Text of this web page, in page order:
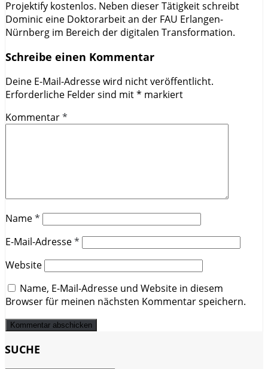
Projektify kostenlos. Neben dieser Tätigkeit schreibt
Dominic eine Doktorarbeit an der FAU Erlangen-
Nürnberg im Bereich der digitalen Transformation.
Schreibe einen Kommentar
Deine E-Mail-Adresse wird nicht veröffentlicht.
Erforderliche Felder sind mit* markiert
Kommentar*
Name*
E-Mail-Adresse*
Website
Name, E-Mail-Adresse und Website in diesem
Browser für meinen nächsten Kommentar speichern.
SUCHE